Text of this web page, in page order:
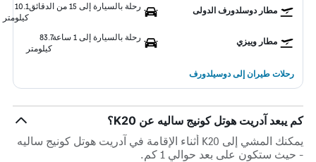
مطار دوسلدورف الدولى رحلة بالسيارة إلى 15 من الدقائق
10.1
كيلومتر
مطار وييزي رحلة بالسيارة إلى 1 ساعة
83.7
كيلومتر
رحلات طيران إلى دوسيلدورف
كم يبعد آدريت هوتل كونيج ساليه عن K20؟
يمكنك المشي إلى K20 أثناء الإقامة في آدريت هوتل كونيج ساليه
- حيث ستكون على بعد حوالي 1 كم.